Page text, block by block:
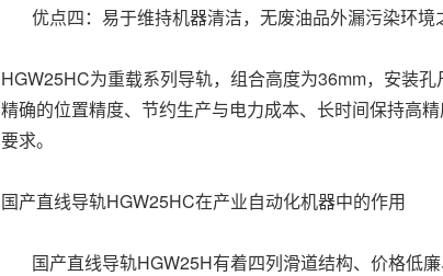
优点四：易于维持机器清洁，无废油品外漏污染环境
HGW25HC为重载系列导轨，组合高度为36mm，安装
精确的位置精度、节约生产与电力成本、长时间保持高
要求。
国产直线导轨HGW25HC在产业自动化机器中的作用
国产直线导轨HGW25H有着四列滑道结构、价格低